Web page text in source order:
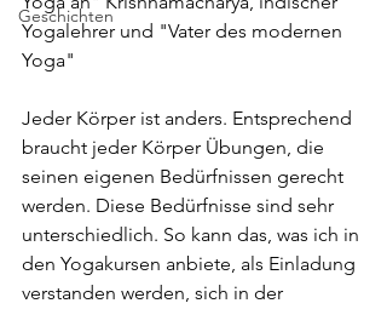
Geschichten
Yogalehrer und "Vater des modernen
Yoga"
Jeder Körper ist anders. Entsprechend
braucht jeder Körper Übungen, die
seinen eigenen Bedürfnissen gerecht
werden. Diese Bedürfnisse sind sehr
unterschiedlich. So kann das, was ich in
den Yogakursen anbiete, als Einladung
verstanden werden, sich in der